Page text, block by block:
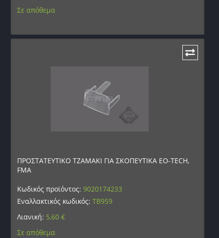
Σε απόθεμα
ΠΡΟΣΤΑΤΕΥΤΙΚΟ ΤΖΑΜΑΚΙ ΓΙΑ ΣΚΟΠΕΥΤΙΚΑ EO-TECH,
FMA
Κωδικός προϊόντος:9020174233
Εναλλακτικός κωδικός:TB959
Λιανική: 5,60€
Σε απόθεμα